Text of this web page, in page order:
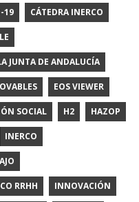
19 CÁTEDRA INERCO
JUNTA DE ANDALUCÍA
EOS VIEWER
SOCIAL H2 HAZOP
INERCO
RRHH INNOVACIÓN